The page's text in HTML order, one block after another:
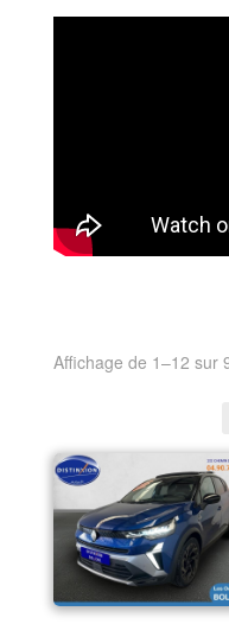
Affichage de 1–12 sur